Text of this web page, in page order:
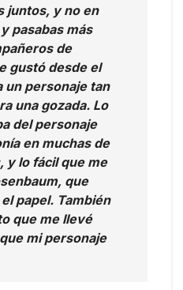
juntos, y no en
pasabas más
de
gustó desde el
un personaje tan
una gozada. Lo
del personaje
en muchas de
y lo fácil que me
que
papel. También
que me llevé
mi personaje